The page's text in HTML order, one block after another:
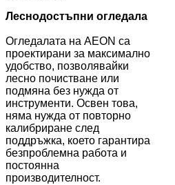
Леснодостъпни огледала
Огледалата на AEON са
проектирани за максимално
удобство, позволявайки
лесно почистване или
подмяна без нужда от
инструменти. Освен това,
няма нужда от повторно
калибриране след
поддръжка, което гарантира
безпроблемна работа и
постоянна
производителност.